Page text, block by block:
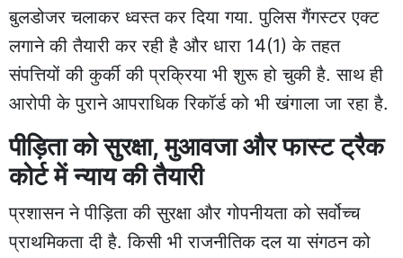
बुलडोजर चलाकर ध्वस्त कर दिया गया. पुलिस गैंगस्टर एक्ट
लगाने की तैयारी कर रही है और धारा 14(1) के तहत
संपत्तियों की कुर्की की प्रक्रिया भी शुरू हो चुकी है. साथ ही
आरोपी के पुराने आपराधिक रिकॉर्ड को भी खंगाला जा रहा है.
पीड़िता को सुरक्षा, मुआवजा और फास्ट ट्रैक
कोर्ट में न्याय की तैयारी
प्रशासन ने पीड़िता की सुरक्षा और गोपनीयता को सर्वोच्च
प्राथमिकता दी है. किसी भी राजनीतिक दल या संगठन को